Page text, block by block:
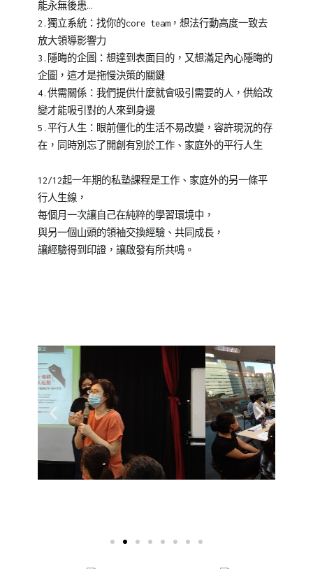
能永無後患…
2.獨立系統：找你的core team，想法行動高度一致去
放大領導影響力
3.隱晦的企圖：想達到表面目的，又想滿足內心隱晦的
企圖，這才是拖慢決策的關鍵
4.供需關係：我們提供什麼就會吸引需要的人，供給改
變才能吸引對的人來到身邊
5.平行人生：眼前僵化的生活不易改變，容許現況的存
在，同時別忘了開創有別於工作、家庭外的平行人生
12/12起一年期的私塾課程是工作、家庭外的另一條平
行人生線，
每個月一次讓自己在純粹的學習環境中，
與另一個山頭的領袖交換經驗、共同成長，
讓經驗得到印證，讓啟發有所共鳴。